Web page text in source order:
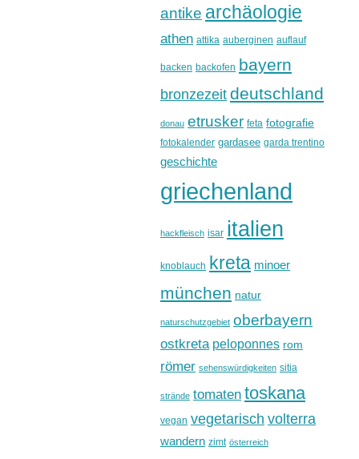
antike archäologie
athen attika auberginen auflauf
backen backofen bayern
bronzezeit deutschland
donau etrusker feta fotografie
fotokalender gardasee garda trentino
geschichte
griechenland
hackfleisch isar italien
knoblauch kreta minoer
münchen natur
naturschutzgebiet oberbayern
ostkreta peloponnes rom
römer sehenswürdigkeiten sitia
strände tomaten toskana
vegan vegetarisch volterra
wandern zimt österreich